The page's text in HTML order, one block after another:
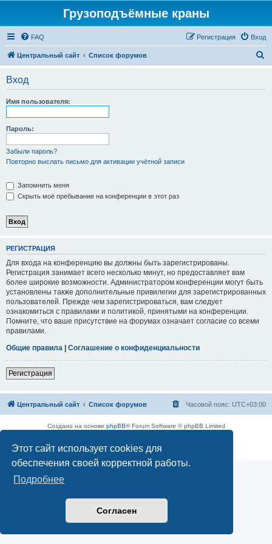
Этот сайт использует cookies для
обеспечения своей корректной работы.
Подробнее
Согласен
Грузоподъёмные краны
FAQ Вход
Регистрация
Центральный сайт Список форумов
Вход
Имя пользователя:
Пароль:
Забыли пароль?
Повторно выслать письмо для активации учётной записи
Запомнить меня
Скрыть моё пребывание на конференции в этот раз
РЕГИСТРАЦИЯ
Для входа на конференцию вы должны быть зарегистрированы.
Регистрация занимает всего несколько минут, но предоставляет вам
более широкие возможности. Администратором конференции могут быть
установлены также дополнительные привилегии для зарегистрированных
пользователей. Прежде чем зарегистрироваться, вам следует
ознакомиться с правилами и политикой, принятыми на конференции.
Помните, что ваше присутствие на форумах означает согласие со всеми
правилами.
Общие правила | Соглашение о конфиденциальности
Регистрация
Центральный сайт Список форумов Часовой пояс: UTC+03:00
Создано на основе phpBB® Forum Software © phpBB Limited
Конфиденциальность|Правила